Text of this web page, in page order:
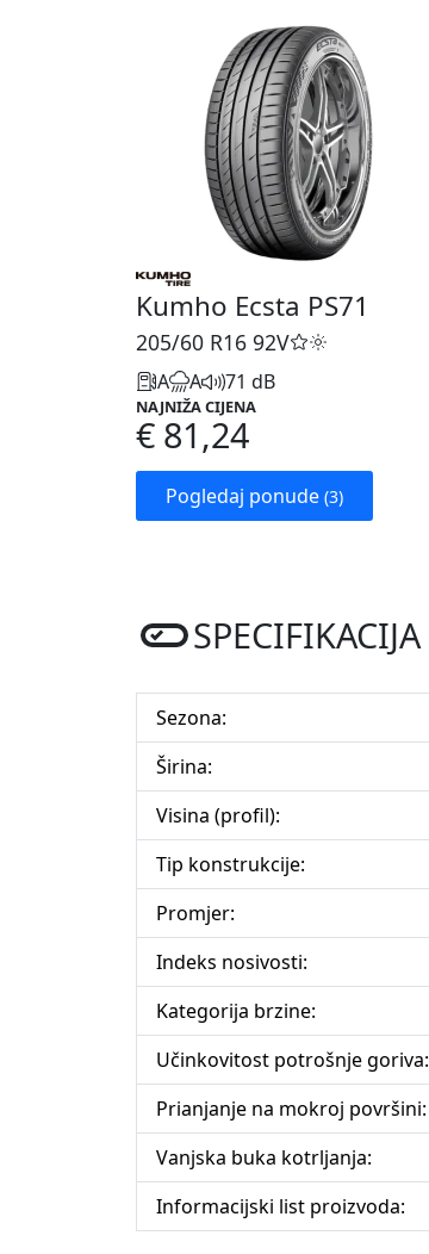
Kumho Ecsta PS71
205/60 R16 92V
A A 71 dB
NAJNIŽA CIJENA
€ 81,24
Pogledaj ponude (3)
SPECIFIKACIJA
Sezona:
Širina:
Visina (profil):
Tip konstrukcije:
Promjer:
Indeks nosivosti:
Kategorija brzine:
Učinkovitost potrošnje goriva:
Prianjanje na mokroj površini:
Vanjska buka kotrljanja:
Informacijski list proizvoda: